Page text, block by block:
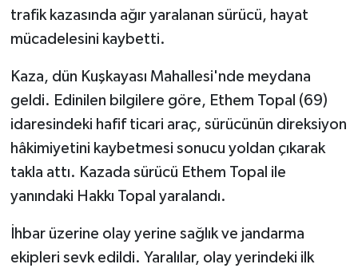
trafik kazasında ağır yaralanan sürücü, hayat
mücadelesini kaybetti.
Kaza, dün Kuşkayası Mahallesi'nde meydana
geldi. Edinilen bilgilere göre, Ethem Topal (69)
idaresindeki hafif ticari araç, sürücünün direksiyon
hâkimiyetini kaybetmesi sonucu yoldan çıkarak
takla attı. Kazada sürücü Ethem Topal ile
yanındaki Hakkı Topal yaralandı.
İhbar üzerine olay yerine sağlık ve jandarma
ekipleri sevk edildi. Yaralılar, olay yerindeki ilk